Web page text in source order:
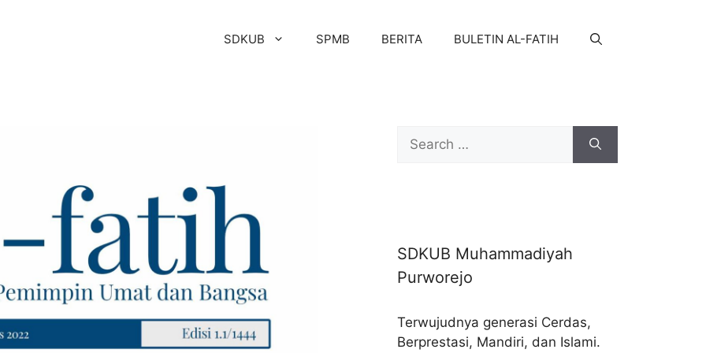
SDKUB SPMB BERITA BULETIN AL-FATIH
Search
for:
SDKUB Muhammadiyah
Purworejo
Terwujudnya generasi Cerdas,
Berprestasi, Mandiri, dan Islami.